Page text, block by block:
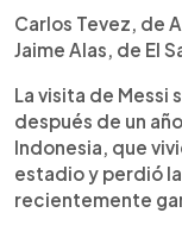
Carlos Tevez, de
Jaime Alas, de El
La visita de Messi
después de un
Indonesia, que
estadio y perdió
recientemente